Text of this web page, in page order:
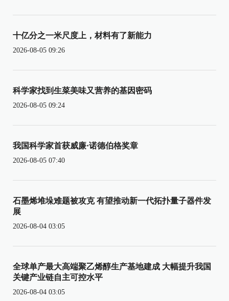
十亿分之一米尺度上，材料有了新能力
2026-08-05 09:26
科学家找到生菜美味又营养的基因密码
2026-08-05 09:24
我国科学家首获威廉·诺德伯格奖章
2026-08-05 07:40
石墨烯堆垛难题被攻克 有望推动新一代拓扑量子器件发
展
2026-08-04 03:05
全球单产最大高端聚乙烯醇生产基地建成 大幅提升我国
关键产业链自主可控水平
2026-08-04 03:05